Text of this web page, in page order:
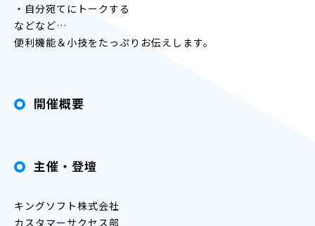
・自分宛てにトークする
などなど…
便利機能＆小技をたっぷりお伝えします。
開催概要
主催・登壇
キングソフト株式会社
カスタマーサクセス部